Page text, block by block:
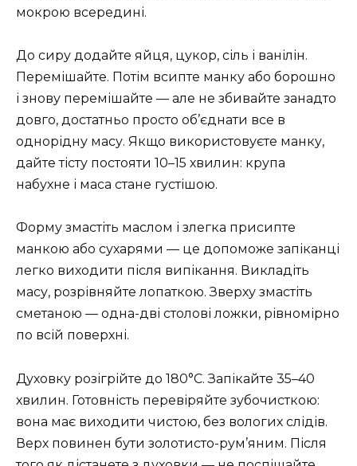
мокрою всередині.
До сиру додайте яйця, цукор, сіль і ванілін.
Перемішайте. Потім всипте манку або борошно
і знову перемішайте — але не збивайте занадто
довго, достатньо просто об’єднати все в
однорідну масу. Якщо використовуєте манку,
дайте тісту постояти 10–15 хвилин: крупа
набухне і маса стане густішою.
Форму змастіть маслом і злегка присипте
манкою або сухарями — це допоможе запіканці
легко виходити після випікання. Викладіть
масу, розрівняйте лопаткою. Зверху змастіть
сметаною — одна-дві столові ложки, рівномірно
по всій поверхні.
Духовку розігрійте до 180°C. Запікайте 35–40
хвилин. Готовність перевіряйте зубочисткою:
вона має виходити чистою, без вологих слідів.
Верх повинен бути золотисто-рум’яним. Після